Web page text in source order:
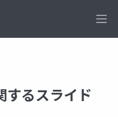
するスライド